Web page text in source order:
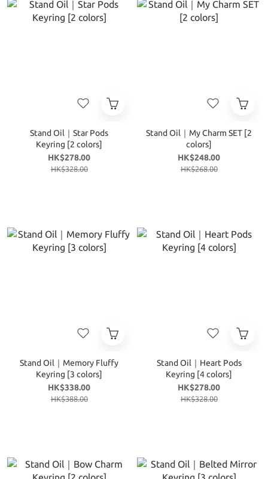
Stand Oil｜Star Pods
Keyring [2 colors]
HK$278.00
HK$328.00
Stand Oil｜My Charm SET [2
colors]
HK$248.00
HK$268.00
Stand Oil｜Memory Fluffy
Keyring [3 colors]
HK$338.00
HK$388.00
Stand Oil｜Heart Pods
Keyring [4 colors]
HK$278.00
HK$328.00